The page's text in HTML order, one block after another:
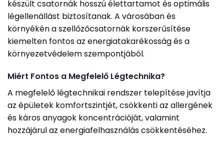
készült csatornák hosszú élettartamot és optimális
légellenállást biztosítanak. A városában és
környékén a szellőzőcsatornák korszerűsítése
kiemelten fontos az energiatakarékosság és a
környezetvédelem szempontjából.
Miért Fontos a Megfelelő Légtechnika?
A megfelelő légtechnikai rendszer telepítése javítja
az épületek komfortszintjét, csökkenti az allergének
és káros anyagok koncentrációját, valamint
hozzájárul az energiafelhasználás csökkentéséhez.